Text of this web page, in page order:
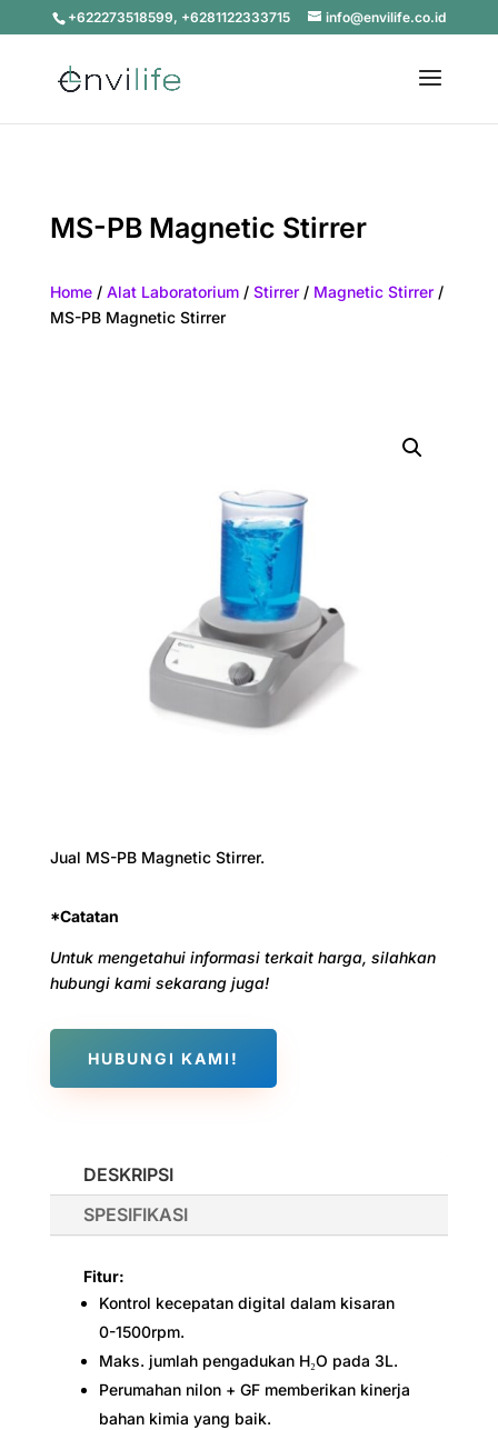
+622273518599, +6281122333715 info@envilife.co.id
MS-PB Magnetic Stirrer
Home/ Alat Laboratorium/ Stirrer/ Magnetic Stirrer/
MS-PB Magnetic Stirrer
Jual MS-PB Magnetic Stirrer.
*Catatan
Untuk mengetahui informasi terkait harga, silahkan
hubungi kami sekarang juga!
HUBUNGI KAMI!
DESKRIPSI
SPESIFIKASI
Fitur:
Kontrol kecepatan digital dalam kisaran
0-1500rpm.
Maks. jumlah pengadukan H₂O pada 3L.
Perumahan nilon + GF memberikan kinerja
bahan kimia yang baik.